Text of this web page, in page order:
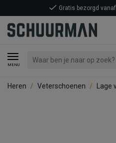
MENU
Gratis bezorgd
Heren Veterschoenen